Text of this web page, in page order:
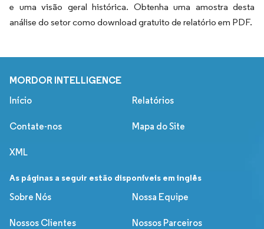
e uma visão geral histórica. Obtenha uma amostra desta
análise do setor como download gratuito de relatório em PDF.
MORDOR INTELLIGENCE
Início Relatórios
Contate-nos Mapa do Site
XML
As páginas a seguir estão disponíveis em inglês
Sobre Nós
Nossa Equipe
Nossos Clientes Nossos Parceiros